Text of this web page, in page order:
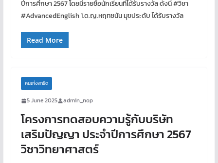
ปีการศึกษา 2567 โดยมีรายชื่อนักเรียนทีได้รับรางวัล ดังนี้ #วิชา
#AdvancedEnglish 1.ด.ญ.หฤทชนัน มุขประดับ ได้รับรางวัล
Read More
คนเก่งสาธิต
5 June 2025 admin_nop
โครงการทดสอบความรู้กับบริษัท
เสริมปัญญา ประจำปีการศึกษา 2567
วิชาวิทยาศาสตร์